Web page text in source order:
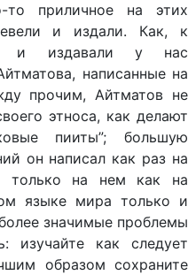
приличное на этих
и издали. Как, к
и издавали у нас
написанные на
прочим, Айтматов не
этноса, как делают
пииты”; большую
он написал как раз на
только на нем как на
языке мира только и
значимые проблемы
изучайте как следует
образом сохраните